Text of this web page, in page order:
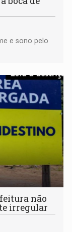
e sono pelo
não
irregular